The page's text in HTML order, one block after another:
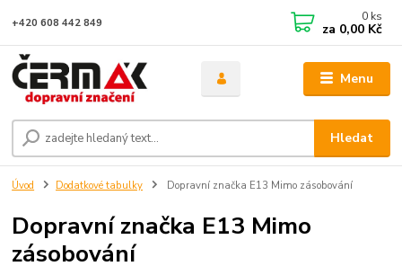
Menu
Hledat
+420 608 442 849 0 ks
za 0,00 Kč
Úvod Dodatkové tabulky Dopravní značka E13 Mimo zásobování
Dopravní značka E13 Mimo
zásobování